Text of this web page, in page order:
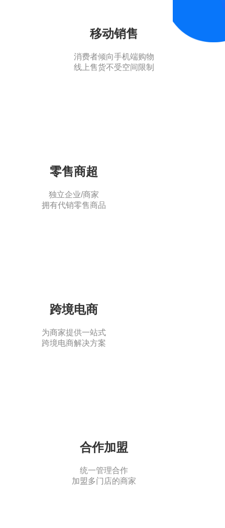
移动销售
消费者倾向手机端购物
线上售货不受空间限制
零售商超
独立企业/商家
拥有代销零售商品
跨境电商
为商家提供一站式
跨境电商解决方案
合作加盟
统一管理合作
加盟多门店的商家